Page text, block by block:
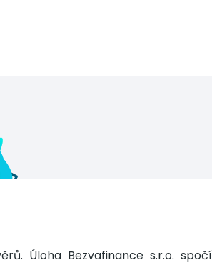
Úloha Bezvafinance s.r.o.